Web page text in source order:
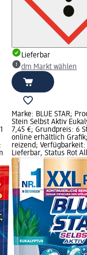
Lieferbar
dm Markt wählen
Marke: BLUE STAR;
Stein Selbst Aktiv
7,45 €; Grundpreis: 6
online erhältlich
reizend;
Lieferbar, Status Rot